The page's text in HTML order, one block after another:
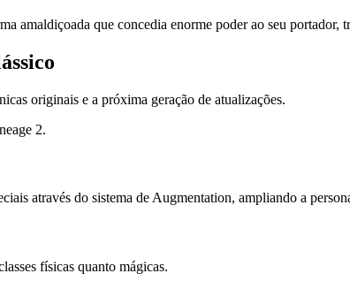
amaldiçoada que concedia enorme poder ao seu
originais e a próxima geração de atualizações.
2.
através do sistema de Augmentation, ampliando a
físicas quanto mágicas.